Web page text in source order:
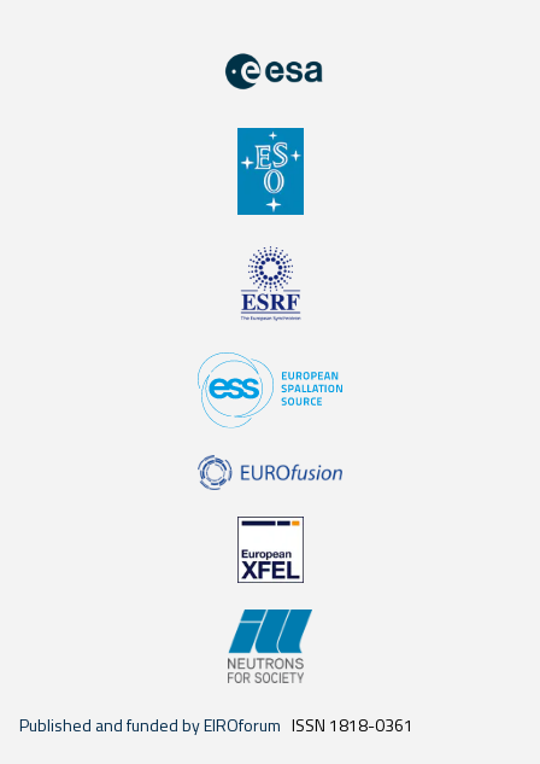
Published and funded by EIROforum ISSN 1818-0361